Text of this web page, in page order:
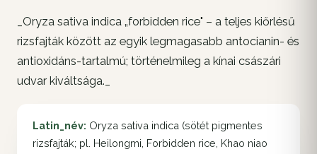
_Oryza sativa indica „forbidden rice" – a teljes kiőrlésű
rizsfajták között az egyik legmagasabb antocianin- és
antioxidáns-tartalmú; történelmileg a kínai császári
udvar kiváltsága._
Latin_név: Oryza sativa indica (sötét pigmentes
rizsfajták; pl. Heilongmi, Forbidden rice, Khao niao